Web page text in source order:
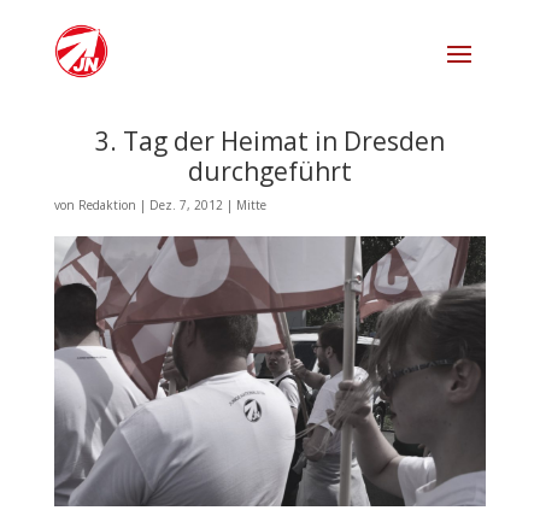
3. Tag der Heimat in Dresden
durchgeführt
von Redaktion | Dez. 7, 2012| Mitte